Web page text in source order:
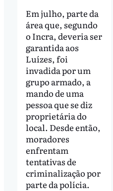
Em julho, parte da
área que, segundo
o Incra, deveria ser
garantida aos
Luízes, foi
invadida por um
grupo armado, a
mando de uma
pessoa que se diz
proprietária do
local. Desde então,
moradores
enfrentam
tentativas de
criminalização por
parte da polícia.